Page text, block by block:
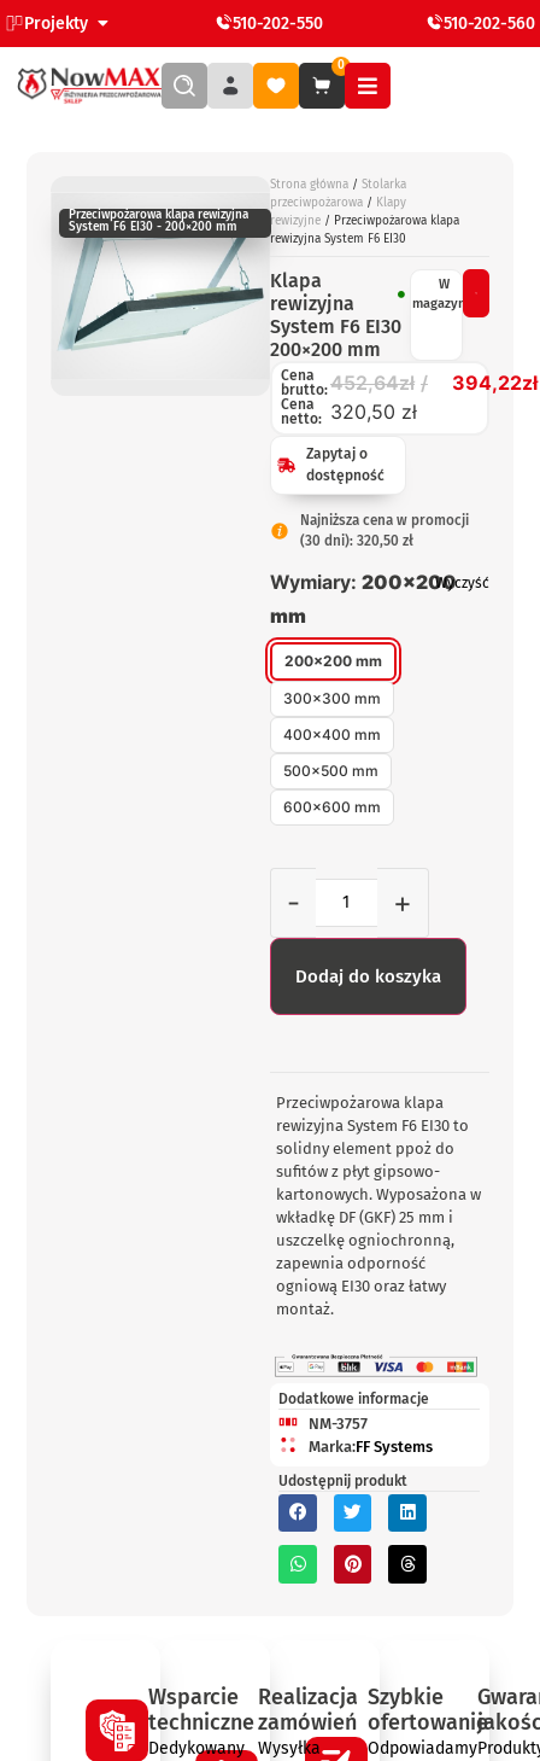
Projekty 510-202-550 510-202-560
0
Przeciwpożarowa klapa rewizyjna
System F6 EI30 - 200×200 mm
Strona główna / Stolarka
przeciwpożarowa / Klapy
rewizyjne / Przeciwpożarowa klapa
rewizyjna System F6 EI30
Klapa
rewizyjna
System F6 EI30
200×200 mm
W
magazynie
Cena
brutto:452,64zł 394,22zł
Cena
netto: 320,50 zł
Zapytaj o
dostępność
Najniższa cena w promocji
(30 dni): 320,50 zł
Wymiary: 200×200
mm
200×200 mm
300×300 mm
400×400 mm
500×500 mm
600×600 mm
Wyczyść
- +
Dodaj do koszyka
Przeciwpożarowa klapa
rewizyjna System F6 EI30 to
solidny element ppoż do
sufitów z płyt gipsowo-
kartonowych. Wyposażona w
wkładkę DF (GKF) 25 mm i
uszczelkę ogniochronną,
zapewnia odporność
ogniową EI30 oraz łatwy
montaż.
Dodatkowe informacje
NM-3757
Marka:FF Systems
Udostępnij produkt
Wsparcie
techniczne
Dedykowany
Realizacja
zamówień
Wysyłka
Szybkie
ofertowanie
Odpowiadamy